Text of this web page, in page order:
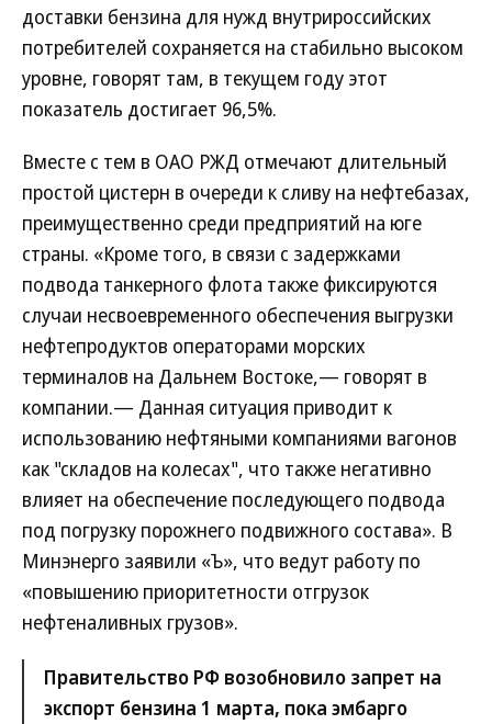
доставки бензина для нужд внутрироссийских
потребителей сохраняется на стабильно высоком
уровне, говорят там, в текущем году этот
показатель достигает 96,5%.
Вместе с тем в ОАО РЖД отмечают длительный
простой цистерн в очереди к сливу на нефтебазах,
преимущественно среди предприятий на юге
страны. «Кроме того, в связи с задержками
подвода танкерного флота также фиксируются
случаи несвоевременного обеспечения выгрузки
нефтепродуктов операторами морских
терминалов на Дальнем Востоке,— говорят в
компании.— Данная ситуация приводит к
использованию нефтяными компаниями вагонов
как "складов на колесах", что также негативно
влияет на обеспечение последующего подвода
под погрузку порожнего подвижного состава». В
Минэнерго заявили «Ъ», что ведут работу по
«повышению приоритетности отгрузок
нефтеналивных грузов».
Правительство РФ возобновило запрет на
экспорт бензина 1 марта, пока эмбарго